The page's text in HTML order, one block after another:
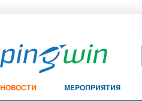
НОВОСТИ МЕРОПРИЯТИЯ